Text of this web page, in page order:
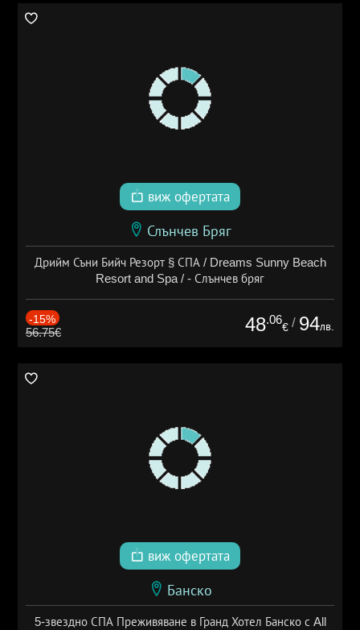
виж офертата
Слънчев Бряг
Дрийм Съни Бийч Резорт § СПА / Dreams Sunny Beach
Resort and Spa / - Слънчев бряг
-15%
56.75€ 48.06
€ / 94лв.
виж офертата
Банско
5-звездно СПА Преживяване в Гранд Хотел Банско с All